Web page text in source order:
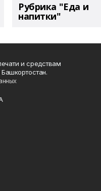
Рубрика "Еда и
напитки"
и средствам